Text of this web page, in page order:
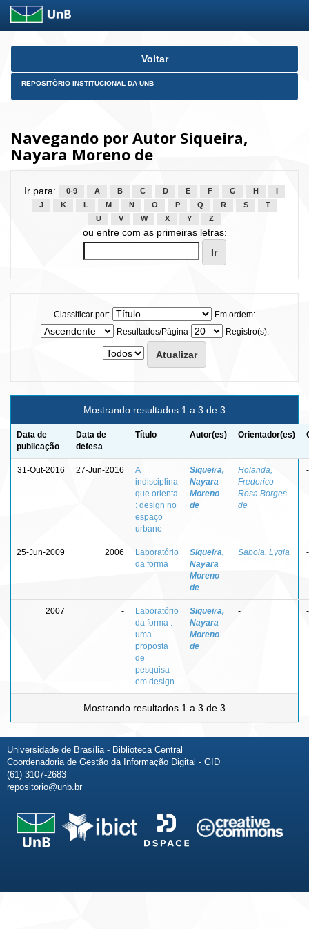
Skip
Voltar
REPOSITÓRIO INSTITUCIONAL DA UNB
Navegando por Autor Siqueira,
Nayara Moreno de
Ir para: 0-9 A B C D E F G H
J
K L M N O P Q R S
T
U
V W X Y Z
ou entre com as primeiras letras:
Classificar por:
Em ordem:
Resultados/Página
Registro(s):
Mostrando resultados 1 a 3 de 3
Data de
publicação
Data de
defesa
Título Autor(es) Orientador(es)
31-Out-2016 27-Jun-2016
A
indisciplina
que orienta
: design no
espaço
urbano
Siqueira,
Nayara
Moreno
de
Holanda,
Frederico
Rosa Borges
de
-
25-Jun-2009 2006
Laboratório
da forma
Siqueira,
Nayara
Moreno
de
Saboia, Lygia -
2007 -
Laboratório
da forma :
uma
proposta
de
pesquisa
em design
Siqueira,
Nayara
Moreno
de
- -
Mostrando resultados 1 a 3 de 3
Universidade de Brasília - Biblioteca Central
Coordenadoria de Gestão da Informação Digital - GID
(61) 3107-2683
repositorio@unb.br